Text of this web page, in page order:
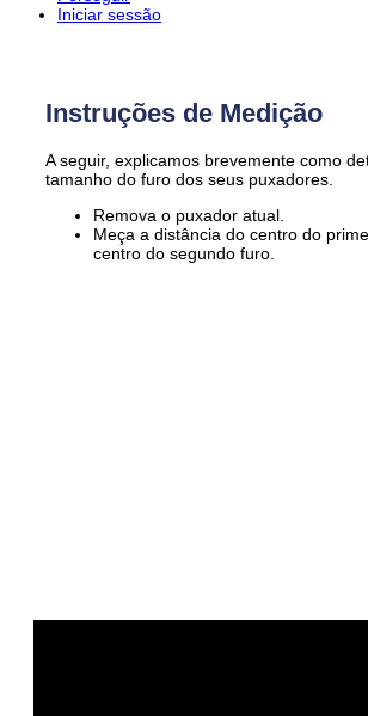
Iniciar sessão
Instruções de Medição
A seguir, explicamos brevemente como
tamanho do furo dos seus puxadores.
Remova o puxador atual.
Meça a distância do centro do
centro do segundo furo.